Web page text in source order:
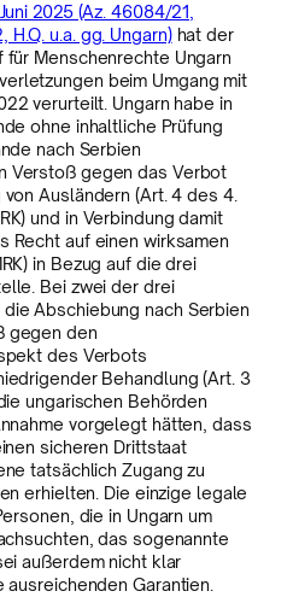
2025 (Az. 46084/21,
u.a. gg. Ungarn)hat der
Menschenrechte Ungarn
beim Umgang mit
verurteilt. Ungarn habe in
ohne inhaltliche Prüfung
nach Serbien
Verstoß gegen das Verbot
Ausländern (Art. 4 des 4.
und in Verbindung damit
Recht auf einen wirksamen
in Bezug auf die drei
Bei zwei der drei
Abschiebung nach Serbien
gegen den
des Verbots
Behandlung (Art. 3
ungarischen Behörden
vorgelegt hätten, dass
sicheren Drittstaat
tatsächlich Zugang zu
erhielten. Die einzige legale
die in Ungarn um
das sogenannte
außerdem nicht klar
Garantien.